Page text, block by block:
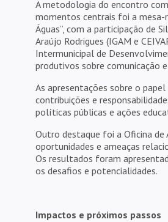
A metodologia do encontro
momentos centrais foi a mesa-
Águas”, com a participação de
Araújo Rodrigues (IGAM e
Intermunicipal de
produtivos sobre comunicação
As apresentações sobre o
contribuições e
políticas públicas e ações
Outro destaque foi a Oficina de
oportunidades e ameaças
Os resultados foram
os desafios e potencialidades.
Impactos e próximos passos